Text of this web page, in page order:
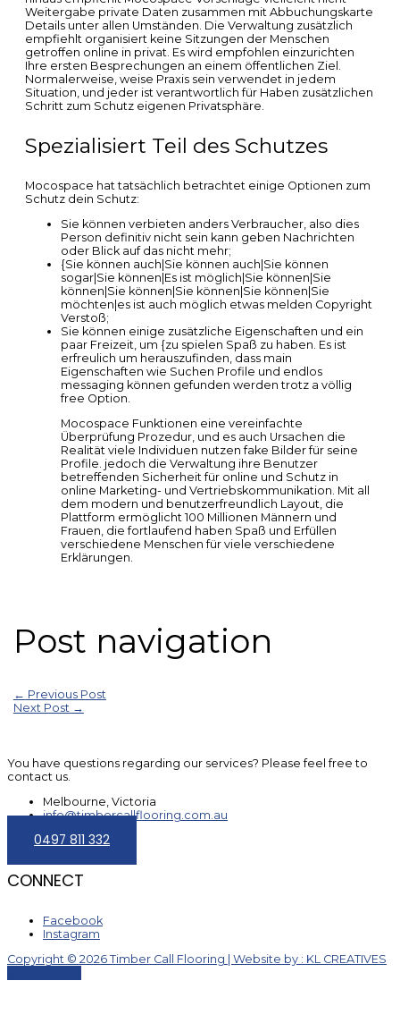
Weitergabe private Daten zusammen mit Abbuchungskarte
Details unter allen Umständen. Die Verwaltung zusätzlich
empfiehlt organisiert keine Sitzungen der Menschen
getroffen online in privat. Es wird empfohlen einzurichten
Ihre ersten Besprechungen an einem öffentlichen Ziel.
Normalerweise, weise Praxis sein verwendet in jedem
Situation, und jeder ist verantwortlich für Haben zusätzlichen
Schritt zum Schutz eigenen Privatsphäre.
Spezialisiert Teil des Schutzes
Mocospace hat tatsächlich betrachtet einige Optionen zum
Schutz dein Schutz:
Sie können verbieten anders Verbraucher, also dies
Person definitiv nicht sein kann geben Nachrichten
oder Blick auf das nicht mehr;
{Sie können auch|Sie können auch|Sie können
sogar|Sie können|Es ist möglich|Sie können|Sie
können|Sie können|Sie können|Sie können|Sie
möchten|es ist auch möglich etwas melden Copyright
Verstoß;
Sie können einige zusätzliche Eigenschaften und ein
paar Freizeit, um {zu spielen Spaß zu haben. Es ist
erfreulich um herauszufinden, dass main
Eigenschaften wie Suchen Profile und endlos
messaging können gefunden werden trotz a völlig
free Option.
Mocospace Funktionen eine vereinfachte
Überprüfung Prozedur, und es auch Ursachen die
Realität viele Individuen nutzen fake Bilder für seine
Profile. jedoch die Verwaltung ihre Benutzer
betreffenden Sicherheit für online und Schutz in
online Marketing- und Vertriebskommunikation. Mit all
dem modern und benutzerfreundlich Layout, die
Plattform ermöglicht 100 Millionen Männern und
Frauen, die fortlaufend haben Spaß und Erfüllen
verschiedene Menschen für viele verschiedene
Erklärungen.
Post navigation
← Previous Post
Next Post →
You have questions regarding our services? Please feel free to
contact us.
Melbourne, Victoria
info@timbercallflooring.com.au
0497 811 332
CONNECT
Facebook
Instagram
Copyright © 2026 Timber Call Flooring | Website by : KL CREATIVES